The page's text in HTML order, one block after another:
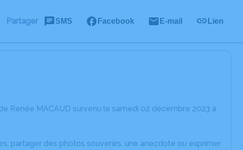
Partager SMS Facebook E-mail Lien
Renée MACAUD survenu le samedi 02 décembre 2023 à
partager des photos souvenirs, une anecdote ou exprimer